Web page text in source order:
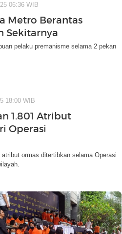
06:36 WIB
Metro Berantas
Sekitarnya
pelaku premanisme selama 2 pekan
18:00 WIB
1.801 Atribut
Operasi
ormas ditertibkan selama Operasi